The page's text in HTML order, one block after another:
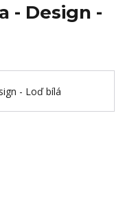
- Design -